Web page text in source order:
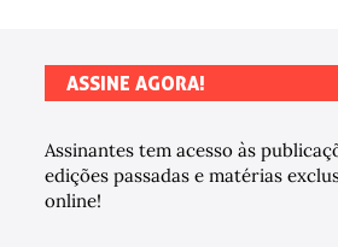
ASSINE AGORA!
Assinantes tem acesso às
edições passadas e matérias
online!